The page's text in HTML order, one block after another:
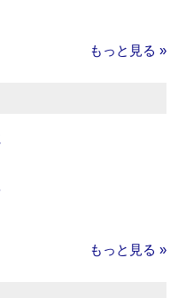
もっと見る »
もっと見る »